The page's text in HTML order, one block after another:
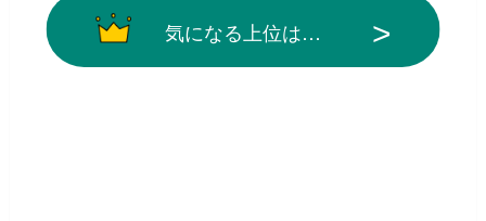
気になる上位は…